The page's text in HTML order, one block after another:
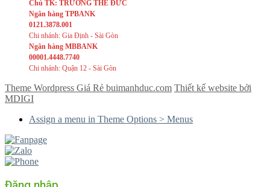
Chủ TK: TRƯƠNG THẾ ĐỨC
Ngân hàng TPBANK
0121.3878.001
Chi nhánh: Gia Định - Sài Gòn
Ngân hàng MBBANK
00001.4448.7740
Chi nhánh: Quận 12 - Sài Gòn
Theme Wordpress Giá Rẻ buimanhduc.com Thiết kế website bởi
MDIGI
Assign a menu in Theme Options > Menus